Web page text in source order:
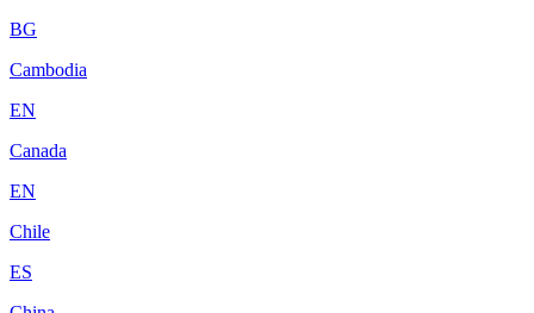
BG
Cambodia
EN
Canada
EN
Chile
ES